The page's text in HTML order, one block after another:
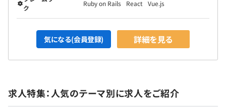
ク
Ruby on Rails React Vue.js
気になる(会員登録) 詳細を見る
求人特集：人気のテーマ別に求人をご紹介